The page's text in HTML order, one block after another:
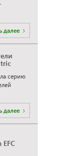
далее
серию
далее